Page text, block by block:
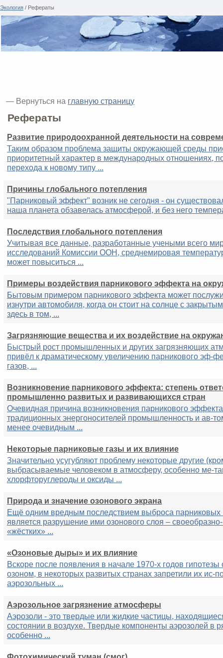
Экология / Рефераты
— Вернуться на главную страницу
Рефераты
Развитие природоохранной деятельности на
Таким образом проблема защиты окружающей среды
приоритетный характер в международных отношениях,
перехода к новому типу ...
Причины глобального потепления
"Парниковый эффект" возник не сегодня - он
наша планета обзавелась атмосферой, и без него
Последствия глобального потепления
Учитывая все данные, разработанные учеными всего
исследований Комиссии ООН, среднемировая
может повыситься ...
Примеры воздействия парникового эффекта на
Бытовым примером парникового эффекта может
изнутри автомобиля, когда он стоит на солнце с
здесь в том, ...
Загрязняющие вещества и их воздействие на
Быстрый рост промышленных и других загрязняющих
привёл к драматическому увеличению парникового эф-
газов, ...
Возникновение парникового эффекта: степень
промышленно развитых и развивающихся стран
Очевидная причина возникновения парникового
традиционных энергоносителей промышленность и ав-
менее очевидным ...
Некоторые парниковые газы и их влияние
Значительно усугубляют проблему некоторые другие
выбрасываемые человеком в атмосферу, особенно ме-
хлорфторуглероды и оксиды ...
Природа и значение озонового экрана
Ещё одним вредным последствием выброса парниковых
является разрушение ими озонового слоя –
«жёстких» ...
«Озоновые дыры» и их влияние
Вскоре после появления в начале 1970-х годов гипотезы
озоном, в некоторых развитых странах запретили их ис-
аэрозольных ...
Аэрозольное загрязнение атмосферы
Аэрозоли - это твердые или жидкие частицы,
состоянии в воздухе. Твердые компоненты аэрозолей в
особенно ...